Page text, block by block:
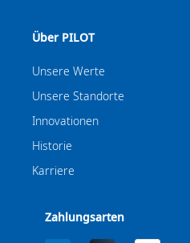
Über PILOT
Unsere Werte
Unsere Standorte
Innovationen
Historie
Karriere
Zahlungsarten